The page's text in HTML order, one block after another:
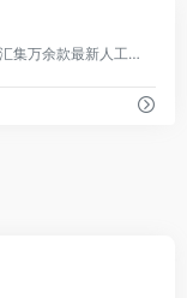
全球领先的 AI 工具导航与集成平台，汇集万余款最新人工智能应用，涵盖文本、图像、视频及音频生成等全领域。